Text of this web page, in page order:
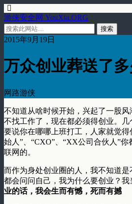
游侠安全网 YouXia.ORG
2015年9月19日
万众创业葬送了
网路游侠
不知道从啥时候开始，兴起了一股
不找工作了，现在都必须得创业。
要说你在哪哪上班打工，人家就觉得
始人”、“CXO”、“XX公司合伙人”
联网的。
而作为身处创业圈的人，我不知道
都会问问自己，我为什么要创业？我
业的话，我会生而有憾，死而有撼